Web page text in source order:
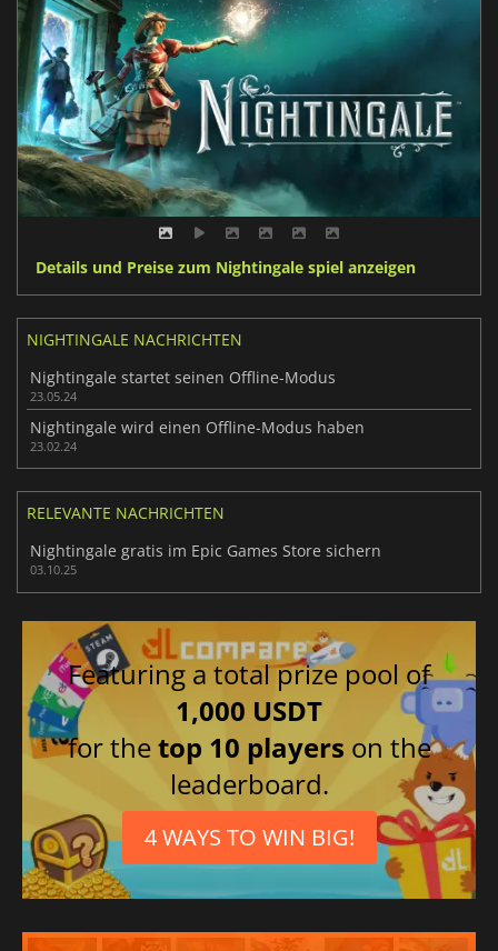
Details und Preise zum Nightingale spiel anzeigen
NIGHTINGALE NACHRICHTEN
Nightingale startet seinen Offline-Modus
23.05.24
Nightingale wird einen Offline-Modus haben
23.02.24
RELEVANTE NACHRICHTEN
Nightingale gratis im Epic Games Store sichern
03.10.25
Featuring a total prize pool of
1,000 USDT
for thetop 10 players on the
leaderboard.
4 WAYS TO WIN BIG!